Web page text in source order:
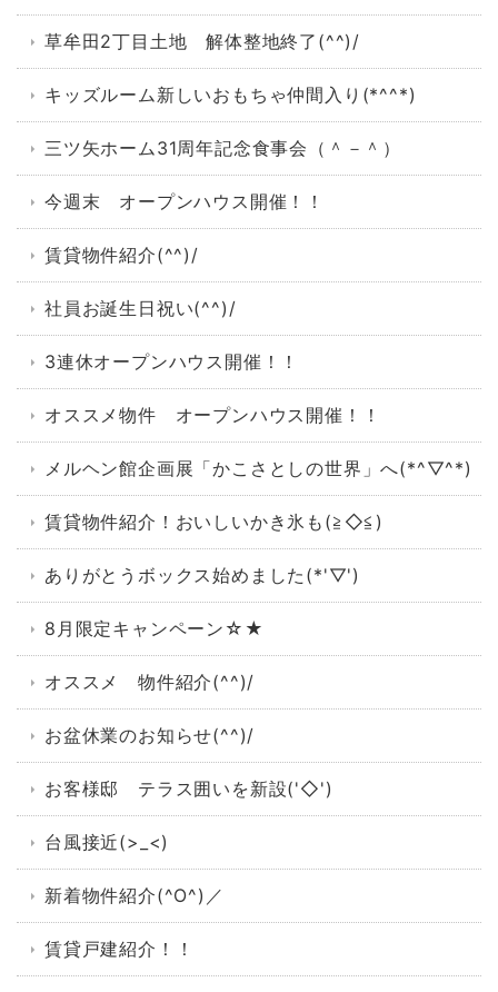
草牟田2丁目土地 解体整地終了(^^)/
キッズルーム新しいおもちゃ仲間入り(*^^*)
三ツ矢ホーム31周年記念食事会（＾－＾）
今週末 オープンハウス開催！！
賃貸物件紹介(^^)/
社員お誕生日祝い(^^)/
3連休オープンハウス開催！！
オススメ物件 オープンハウス開催！！
メルヘン館企画展「かこさとしの世界」へ(*^▽^*)
賃貸物件紹介！おいしいかき氷も(≧◇≦)
ありがとうボックス始めました(*'▽')
8月限定キャンペーン☆★
オススメ 物件紹介(^^)/
お盆休業のお知らせ(^^)/
お客様邸 テラス囲いを新設('◇')ゞ
台風接近(>_<)
新着物件紹介(^O^)／
賃貸戸建紹介！！